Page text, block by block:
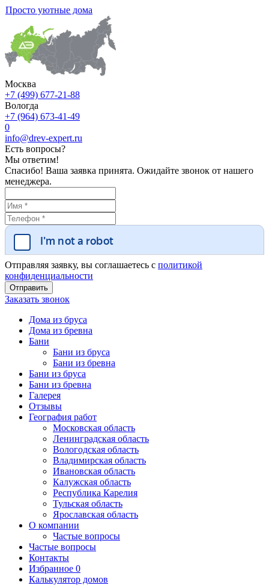
Просто уютные дома
Москва
+7 (499) 677-21-88
Вологда
+7 (964) 673-41-49
0
info@drev-expert.ru
Есть вопросы?
Мы ответим!
Спасибо! Ваша заявка принята. Ожидайте звонок от нашего
менеджера.
Отправляя заявку, вы соглашаетесь с политикой
конфиденциальности
Заказать звонок
Дома из бруса
Дома из бревна
Бани
Бани из бруса
Бани из бревна
Бани из бруса
Бани из бревна
Галерея
Отзывы
География работ
Московская область
Ленинградская область
Вологодская область
Владимирская область
Ивановская область
Калужская область
Республика Карелия
Тульская область
Ярославская область
О компании
Частые вопросы
Частые вопросы
Контакты
Избранное 0
Калькулятор домов